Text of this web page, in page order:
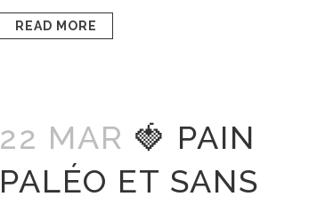
READ MORE
22 MAR 🍓 PAIN
PALÉO ET SANS